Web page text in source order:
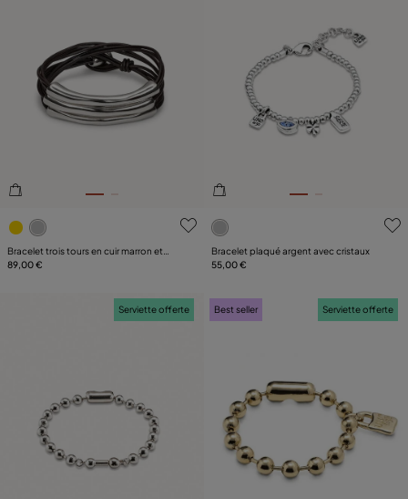
4,9 sur 5 Evaluation des clients
Bracelet trois tours en cuir marron et
plaqué argent avec détails
89,00 €
5 sur 5 Evaluation des
Bracelet plaqué argent avec cristaux
55,00 €
Serviette offerte Best seller Serviette offerte